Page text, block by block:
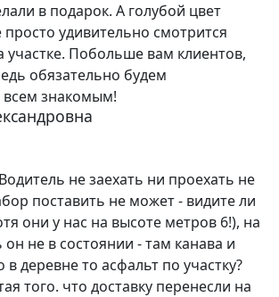
в подарок. А голубой цвет
удивительно смотрится
участке. Побольше вам клиентов,
обязательно будем
знакомым!
не заехать ни проехать не
поставить не может - видите ли
они у нас на высоте метров 6!), на
он не в состоянии - там канава и
в деревне то асфальт по участку?
того. что доставку перенесли на